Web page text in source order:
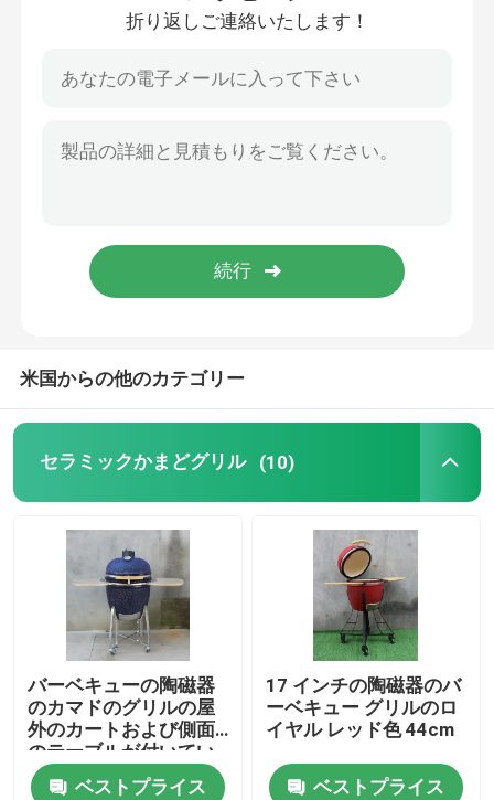
ニュース
13インチかまどグリル
15インチかまどグリル
16インチかまどグリル
18インチかまどグリル
折り返しご連絡いたします！
米国からの他のカテゴリー
セラミックかまどグリル (10)
バーベキューの陶磁器
のカマドのグリルの屋
外のカートおよび側面
のテーブルが付いてい
る 22 インチの海軍色
ベストプライス
17 インチの陶磁器のバ
ーベキュー グリルのロ
イヤル レッド色 44cm
ベストプライス